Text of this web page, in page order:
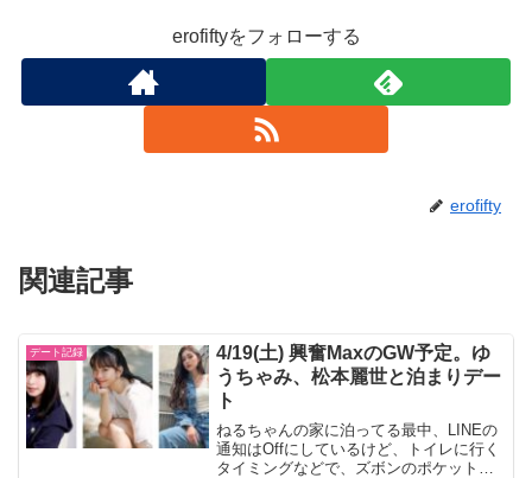
erofiftyをフォローする
erofifty
関連記事
デート記録
4/19(土) 興奮MaxのGW予定。ゆ
うちゃみ、松本麗世と泊まりデー
ト
ねるちゃんの家に泊ってる最中、LINEの
通知はOffにしているけど、トイレに行く
タイミングなどで、ズボンのポケットに